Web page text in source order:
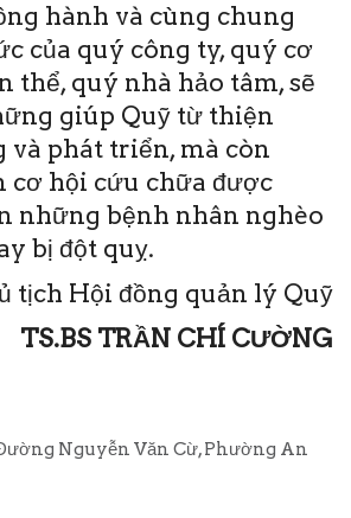
hành và cùng chung
của quý công ty, quý cơ
thể, quý nhà hảo tâm, sẽ
giúp Quỹ từ thiện
và phát triển, mà còn
cơ hội cứu chữa được
những bệnh nhân nghèo
bị đột quỵ.
tịch Hội đồng quản lý Quỹ
TS.BS TRẦN CHÍ CƯỜNG
Nguyễn Văn Cừ, Phường An